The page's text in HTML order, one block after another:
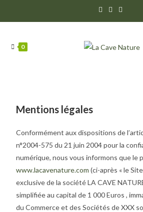
0
Mentions légales
Conformément aux dispositions de
n°2004-575 du 21 juin 2004 pour la
numérique, nous vous informons que le
www.lacavenature.com (ci-après « le
exclusive de la société LA CAVE
simplifiée au capital de 1 000 Euros ,
du Commerce et des Sociétés de XXX